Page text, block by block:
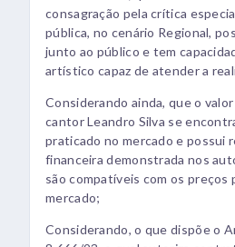
consagração pela crítica
pública, no cenário Regional,
junto ao público e tem
artístico capaz de atender a
Considerando ainda, que o
cantor Leandro Silva se
praticado no mercado e possui
financeira demonstrada nos
são compatíveis com os preços
mercado;
Considerando, o que dispõe o